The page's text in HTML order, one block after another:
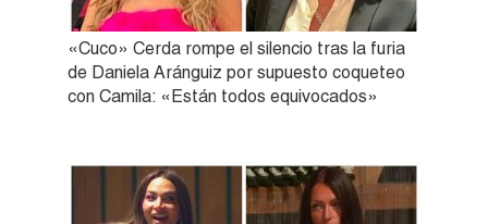
«Cuco» Cerda rompe el silencio tras la furia
de Daniela Aránguiz por supuesto coqueteo
con Camila: «Están todos equivocados»